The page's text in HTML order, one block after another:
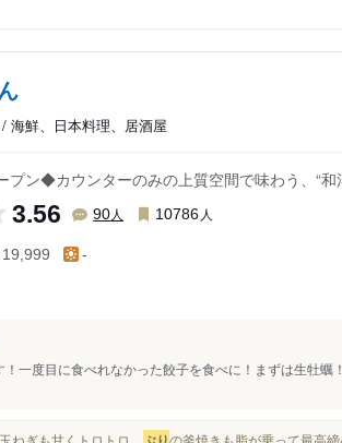
海鮮、日本料理、居酒屋
プン◆カウンターのみの上質空間で味わう、“
3.56 90人 10786 人
-
！一度目に食べれなかった餃子を食べに！まずは生牡蠣